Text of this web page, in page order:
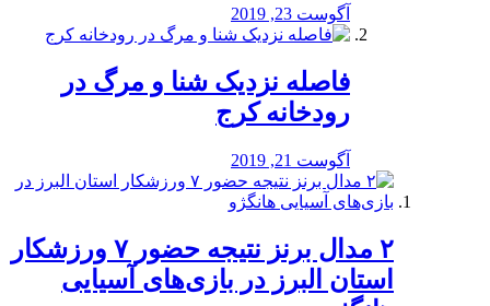
آگوست 23, 2019
️فاصله نزدیک شنا و مرگ در
رودخانه کرج
آگوست 21, 2019
۲ مدال برنز نتیجه حضور ۷ ورزشکار
استان البرز در بازی‌های آسیایی